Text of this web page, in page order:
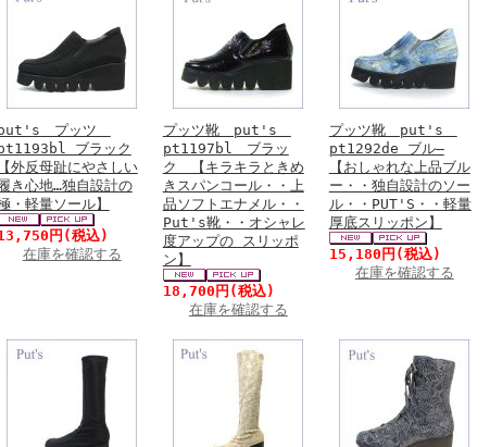
プッツ
ブラック
【外反母趾にやさしい
き心地…独自設計の
・軽量ソール】
円 (税込)
在庫を確認する
プッツ靴 put's
pt1197bl ブラッ
ク 【キラキラときめ
きスパンコール・・上
品ソフトエナメル・・
Put's靴・・オシャレ
度アップの スリッポ
ン】
18,700円 (税込)
在庫を確認する
プッツ靴 put's
pt1292de ブル―
【おしゃれな上品ブル
ー・・独自設計のソー
ル・・PUT'S・・軽量
厚底スリッポン】
15,180円 (税込)
在庫を確認する